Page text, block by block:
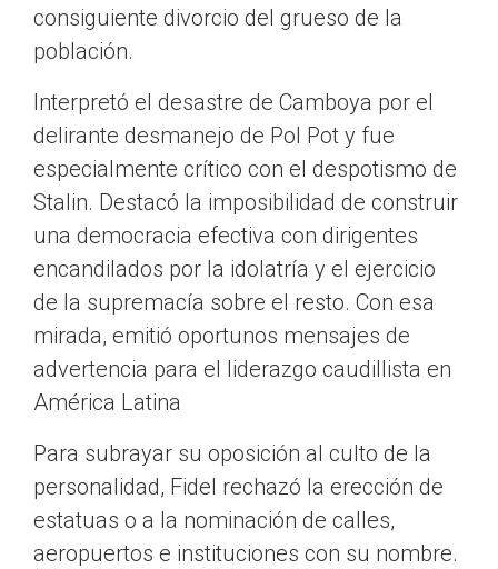
consiguiente divorcio del grueso de la
población.
Interpretó el desastre de Camboya por el
delirante desmanejo de Pol Pot y fue
especialmente crítico con el despotismo de
Stalin. Destacó la imposibilidad de construir
una democracia efectiva con dirigentes
encandilados por la idolatría y el ejercicio
de la supremacía sobre el resto. Con esa
mirada, emitió oportunos mensajes de
advertencia para el liderazgo caudillista en
América Latina
Para subrayar su oposición al culto de la
personalidad, Fidel rechazó la erección de
estatuas o a la nominación de calles,
aeropuertos e instituciones con su nombre.